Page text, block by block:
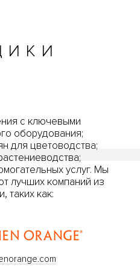
с ключевыми
оборудования;
для цветоводства;
услуг. Мы
лучших компаний из
таких как: